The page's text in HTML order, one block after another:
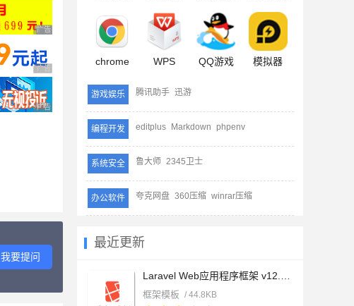
chrome WPS QQ游戏 模拟器
游戏娱乐 腾讯助手 迅游
编程开发 editplus Markdown phpenv
系统安全 鲁大师 2345卫士
办公软件 夸克网盘 360压缩 winrar压缩
最近更新
框架模板 / 44.8KB
广告 商业广告，理性选择
广告 商业广告，理性选择
广告 商业广告，理性选择
我要提问